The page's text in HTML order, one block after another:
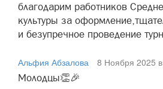
благодарим работников
культуры за
и безупречное проведение
Альфия Абзалова
8 Ноября 2025
Молодцы👏🎉